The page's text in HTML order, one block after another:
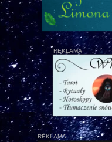
REKLAMA
REKLAMA